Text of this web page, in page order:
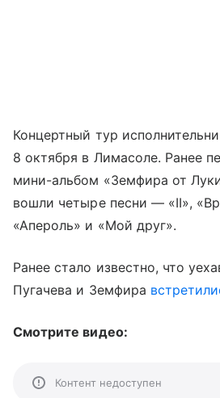
Концертный тур
8 октября в Лимасоле. Ранее
мини-альбом «Земфира от
вошли четыре песни — «II»,
«Апероль» и «Мой друг».
Ранее стало известно, что
Пугачева и Земфира
Смотрите видео:
Контент недоступен